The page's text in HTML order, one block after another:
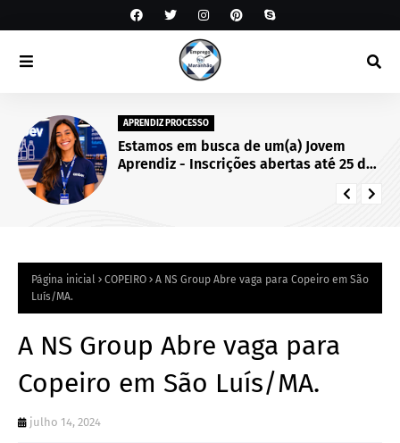
APRENDIZ PROCESSO
Estamos em busca de um(a) Jovem
Aprendiz - Inscrições abertas até 25 de
Página inicial COPEIRO
A NS Group Abre vaga para Copeiro em São
Luís/MA.
A NS Group Abre vaga para
Copeiro em São Luís/MA.
julho 14, 2024